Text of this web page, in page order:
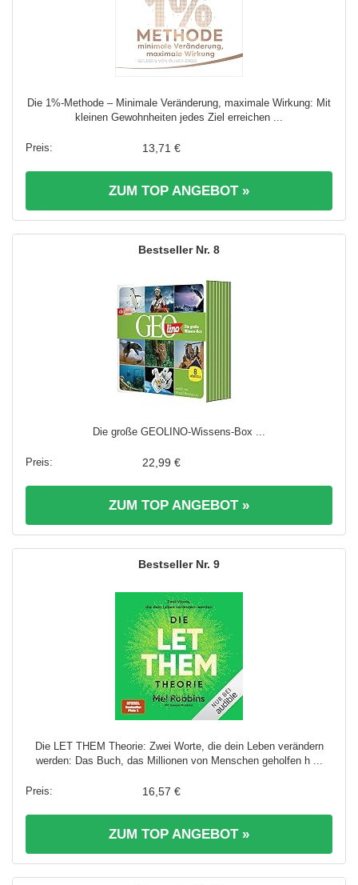
Die 1%-Methode – Minimale Veränderung, maximale Wirkung: Mit
kleinen Gewohnheiten jedes Ziel erreichen ...
13,71 €
ZUM TOP ANGEBOT »
8
Die große GEOLINO-Wissens-Box ...
22,99 €
ZUM TOP ANGEBOT »
9
Die LET THEM Theorie: Zwei Worte, die dein Leben verändern
werden: Das Buch, das Millionen von Menschen geholfen h ...
16,57 €
ZUM TOP ANGEBOT »